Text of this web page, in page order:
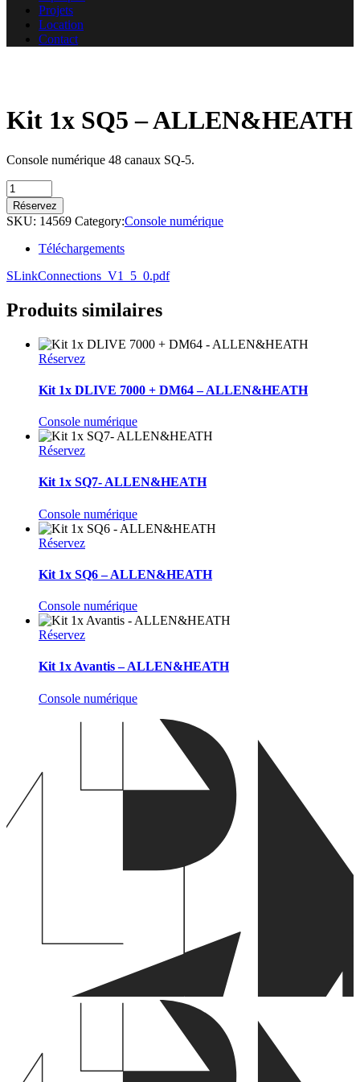
Projets
Location
Contact
Kit 1x SQ5 – ALLEN&HEATH
Console numérique 48 canaux SQ-5.
Kit
1x
SQ5
-
ALLEN&HEATH
quantity
Réservez
SKU: 14569 Category:Console numérique
Téléchargements
SLinkConnections_V1_5_0.pdf
Produits similaires
Réservez
Kit 1x DLIVE 7000 + DM64 – ALLEN&HEATH
Console numérique
Réservez
Kit 1x SQ7- ALLEN&HEATH
Console numérique
Réservez
Kit 1x SQ6 – ALLEN&HEATH
Console numérique
Réservez
Kit 1x Avantis – ALLEN&HEATH
Console numérique